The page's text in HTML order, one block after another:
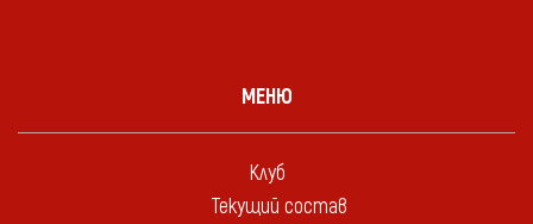
МЕНЮ
Клуб
Текущий состав